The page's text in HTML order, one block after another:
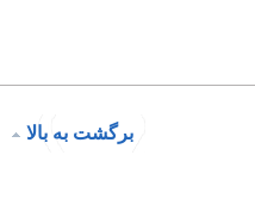
برگشت به بالا